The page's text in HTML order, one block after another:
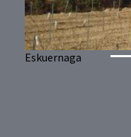
Eskuernaga